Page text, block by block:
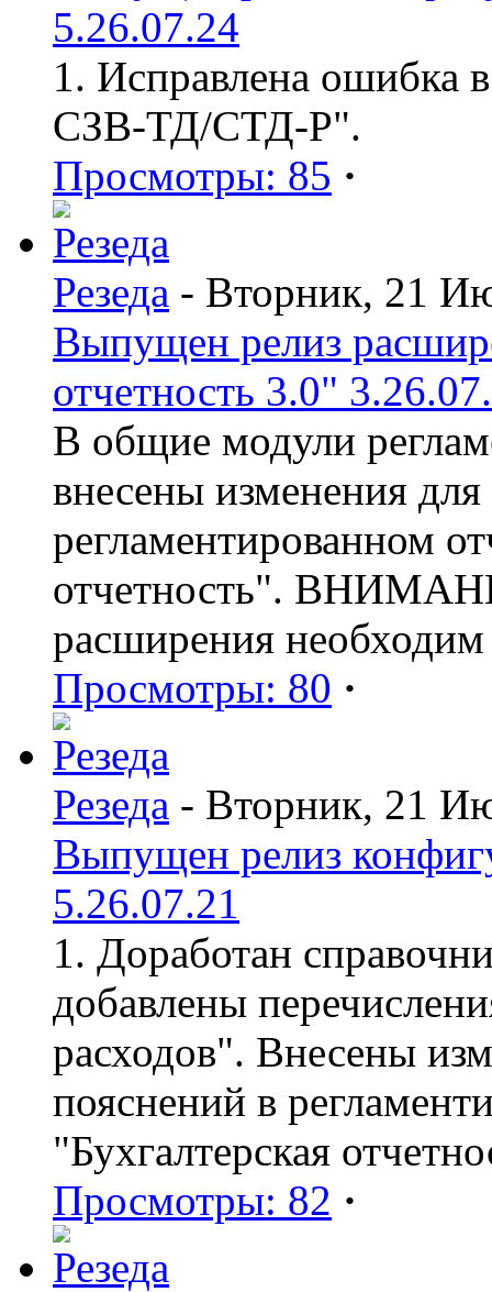
5.26.07.24
1. Исправлена ошибка
СЗВ-ТД/СТД-Р".
Просмотры: 85 ·
Резеда - Вторник, 21
Выпущен релиз
отчетность 3.0"
В общие модули
внесены изменения
регламентированном
отчетность".
расширения необходим
Просмотры: 80 ·
Резеда - Вторник, 21
Выпущен релиз
5.26.07.21
1. Доработан
добавлены
расходов". Внесены
пояснений в
"Бухгалтерская
Просмотры: 82 ·